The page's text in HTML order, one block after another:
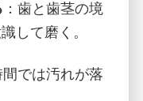
：歯と歯茎の境
して磨く。
間では汚れが落